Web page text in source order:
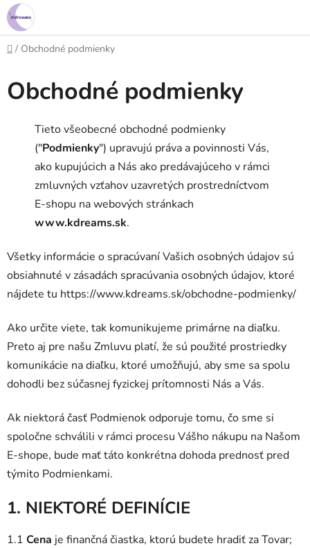
Prejsť
na
obsah
Domov
/ Obchodné podmienky
Obchodné podmienky
Tieto všeobecné obchodné podmienky
("Podmienky") upravujú práva a povinnosti Vás,
ako kupujúcich a Nás ako predávajúceho v rámci
zmluvných vzťahov uzavretých prostredníctvom
E-shopu na webových stránkach
www.kdreams.sk.
Všetky informácie o spracúvaní Vašich osobných údajov sú
obsiahnuté v zásadách spracúvania osobných údajov, ktoré
nájdete tu https://www.kdreams.sk/obchodne-podmienky/
Ako určite viete, tak komunikujeme primárne na diaľku.
Preto aj pre našu Zmluvu platí, že sú použité prostriedky
komunikácie na diaľku, ktoré umožňujú, aby sme sa spolu
dohodli bez súčasnej fyzickej prítomnosti Nás a Vás.
Ak niektorá časť Podmienok odporuje tomu, čo sme si
spoločne schválili v rámci procesu Vášho nákupu na Našom
E-shope, bude mať táto konkrétna dohoda prednosť pred
týmito Podmienkami.
1. NIEKTORÉ DEFINÍCIE
1.1 Cena je finančná čiastka, ktorú budete hradiť za Tovar;